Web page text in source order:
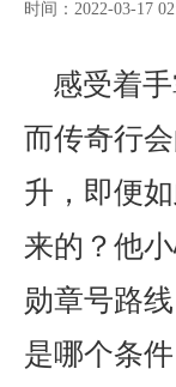
时间：2022-03-17
感受着手
而传奇行
升，即便
来的？他
勋章号路
是哪个条